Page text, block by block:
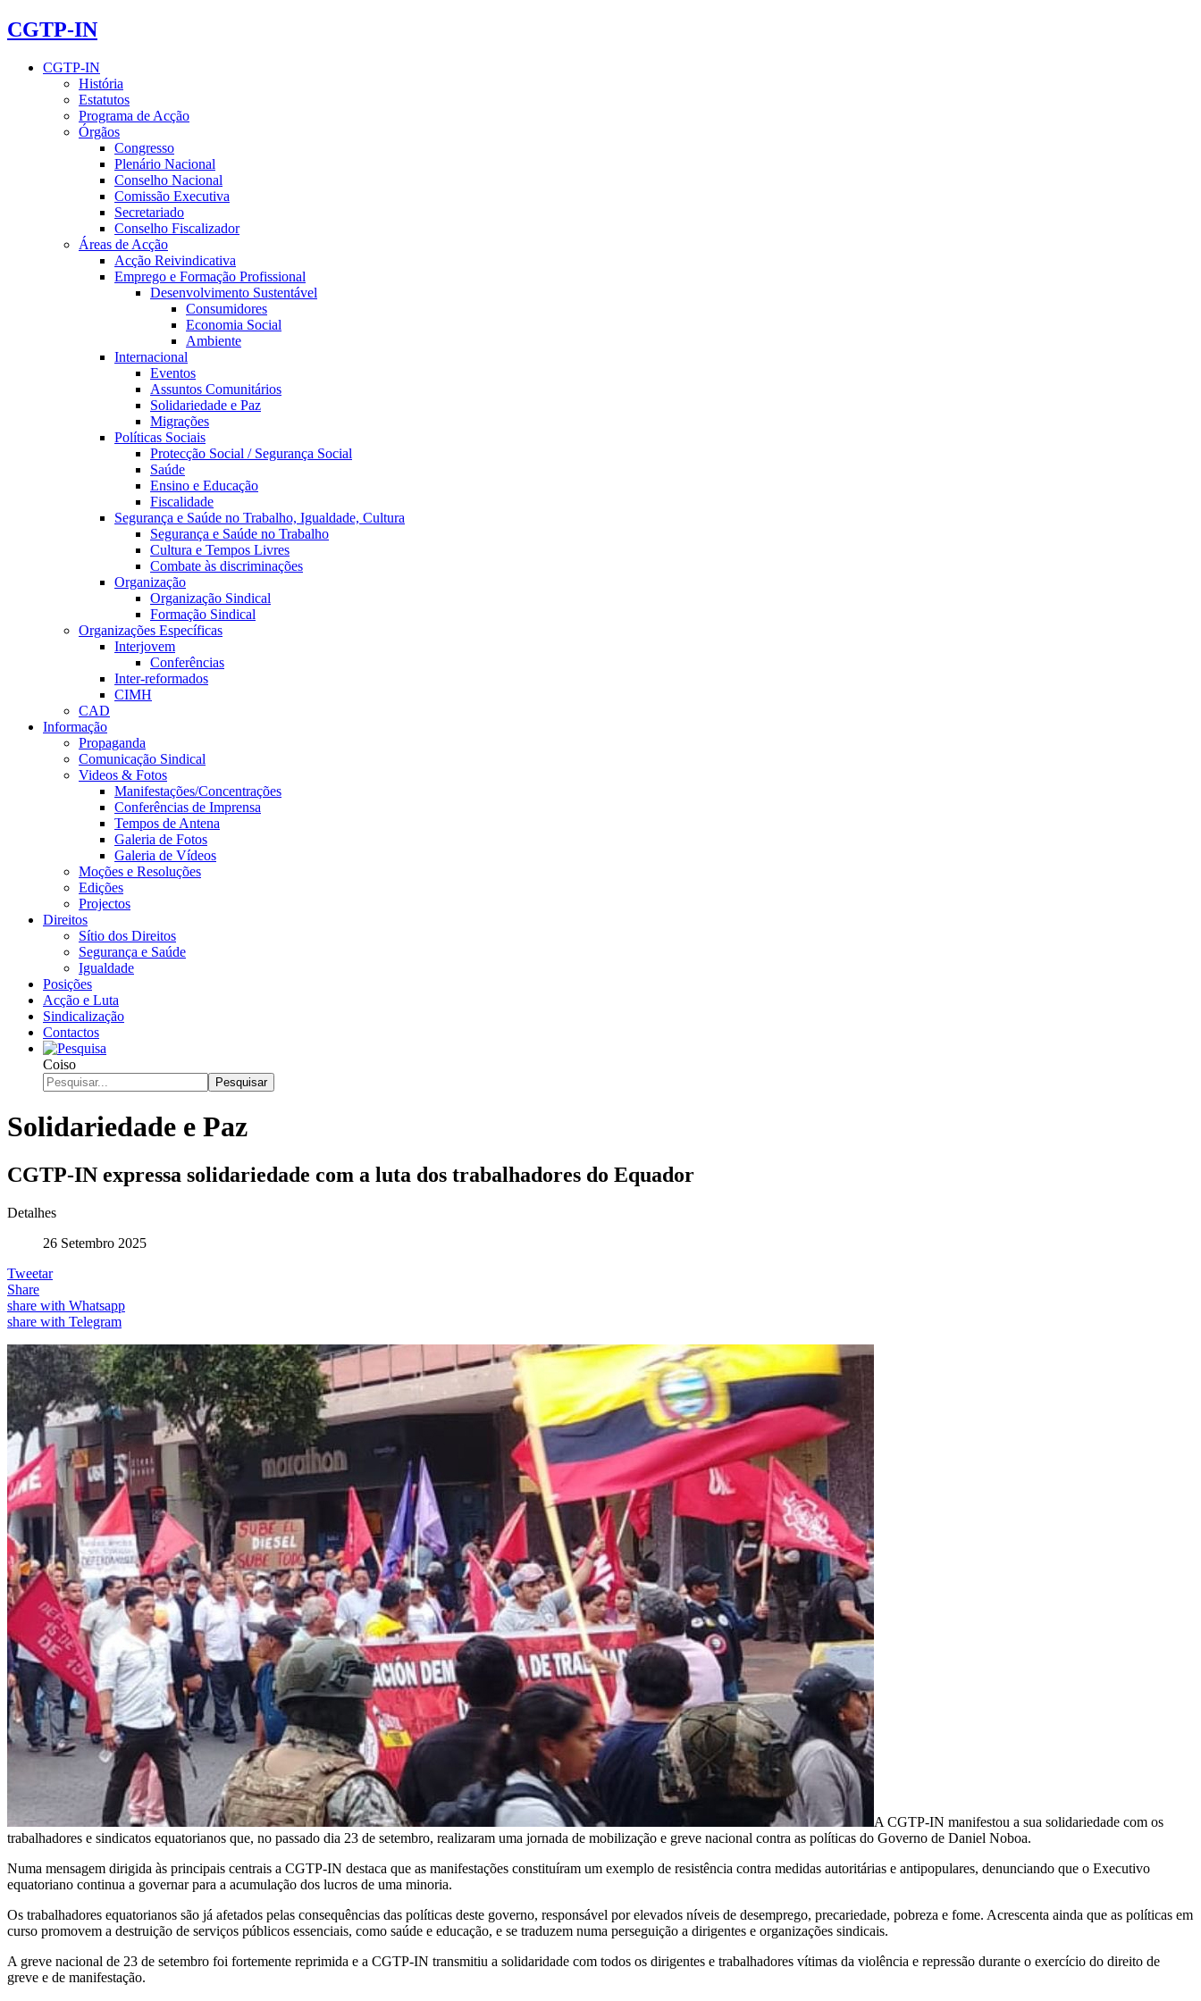
CGTP-IN
CGTP-IN
História
Estatutos
Programa de Acção
Órgãos
Congresso
Plenário Nacional
Conselho Nacional
Comissão Executiva
Secretariado
Conselho Fiscalizador
Áreas de Acção
Acção Reivindicativa
Emprego e Formação Profissional
Desenvolvimento Sustentável
Consumidores
Economia Social
Ambiente
Internacional
Eventos
Assuntos Comunitários
Solidariedade e Paz
Migrações
Políticas Sociais
Protecção Social / Segurança Social
Saúde
Ensino e Educação
Fiscalidade
Segurança e Saúde no Trabalho, Igualdade, Cultura
Segurança e Saúde no Trabalho
Cultura e Tempos Livres
Combate às discriminações
Organização
Organização Sindical
Formação Sindical
Organizações Específicas
Interjovem
Conferências
Inter-reformados
CIMH
CAD
Informação
Propaganda
Comunicação Sindical
Videos & Fotos
Manifestações/Concentrações
Conferências de Imprensa
Tempos de Antena
Galeria de Fotos
Galeria de Vídeos
Moções e Resoluções
Edições
Projectos
Direitos
Sítio dos Direitos
Segurança e Saúde
Igualdade
Posições
Acção e Luta
Sindicalização
Contactos
Coiso
Pesquisar
Solidariedade e Paz
CGTP-IN expressa solidariedade com a luta dos trabalhadores do Equador
Detalhes
26 Setembro 2025
Tweetar
Share
share with Whatsapp
share with Telegram
A CGTP-IN manifestou a sua solidariedade com os
trabalhadores e sindicatos equatorianos que, no passado dia 23 de setembro, realizaram uma jornada de mobilização e greve nacional contra as políticas do Governo de Daniel Noboa.
Numa mensagem dirigida às principais centrais a CGTP-IN destaca que as manifestações constituíram um exemplo de resistência contra medidas autoritárias e antipopulares, denunciando que o Executivo
equatoriano continua a governar para a acumulação dos lucros de uma minoria.
Os trabalhadores equatorianos são já afetados pelas consequências das políticas deste governo, responsável por elevados níveis de desemprego, precariedade, pobreza e fome. Acrescenta ainda que as políticas em
curso promovem a destruição de serviços públicos essenciais, como saúde e educação, e se traduzem numa perseguição a dirigentes e organizações sindicais.
A greve nacional de 23 de setembro foi fortemente reprimida e a CGTP-IN transmitiu a solidaridade com todos os dirigentes e trabalhadores vítimas da violência e repressão durante o exercício do direito de
greve e de manifestação.